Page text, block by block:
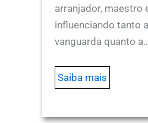
arranjador, maestro
influenciando tanto
vanguarda quanto
Saiba mais